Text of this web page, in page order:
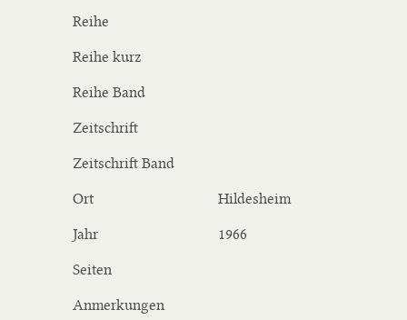
Reihe
Reihe kurz
Reihe Band
Zeitschrift
Zeitschrift Band
Ort Hildesheim
Jahr 1966
Seiten
Anmerkungen